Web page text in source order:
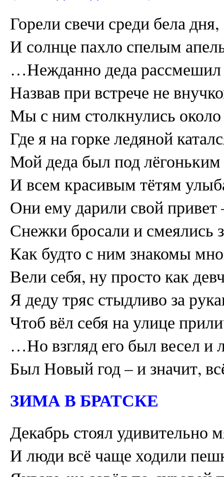
Горели свечи среди бела дня,
И солнце пахло спелым
…Нежданно деда
Назвав при встрече не
Мы с ним столкнулись
Где я на горке ледяной
Мой деда был под
И всем красивым тётям
Они ему дарили свой привет
Снежки бросали и смеялись
Как будто с ним знакомы
Вели себя, ну просто как
Я деду тряс стыдливо за
Чтоб вёл себя на улице
…Но взгляд его был весел и
Был Новый год – и значит,
ЗИМА В БРАТСКЕ
Декабрь стоял удивительно
И люди всё чаще ходили